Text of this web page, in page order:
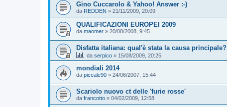
Gino Cuccarolo & Yahoo! Answer :-)
da REDDEN » 21/11/2009, 20:09
QUALIFICAZIONI EUROPEI 2009
da maomer » 20/08/2008, 9:45
Disfatta italiana: qual'è stata la causa principale?
da serpico » 15/08/2009, 20:25
mondiali 2014
da piceale90 » 24/06/2007, 15:44
Scariolo nuovo ct delle 'furie rosse'
da francotto » 04/02/2009, 12:58